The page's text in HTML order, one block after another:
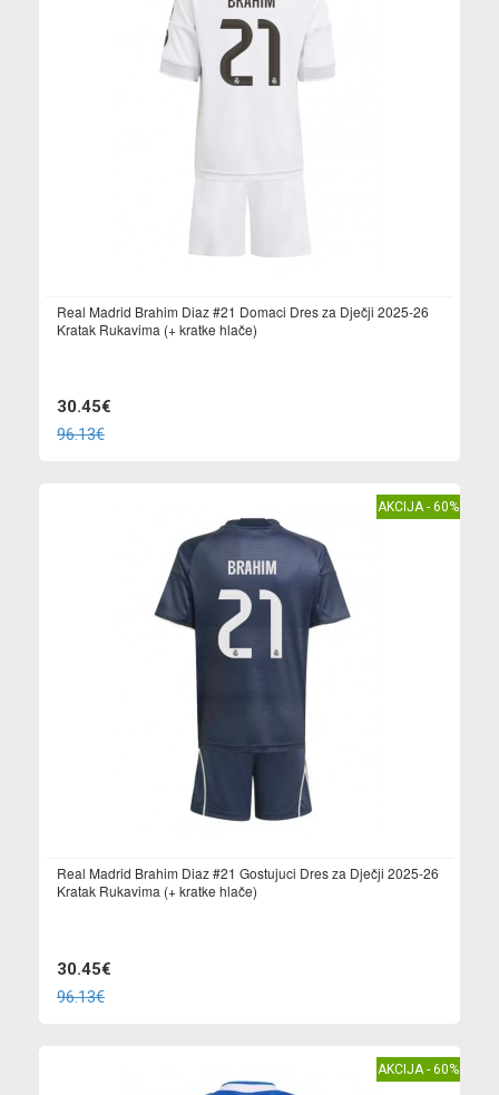
Real Madrid Brahim Diaz #21 Domaci Dres za Dječji 2025-26
Kratak Rukavima (+ kratke hlače)
30.45€
96.13€
AKCIJA - 60%
Real Madrid Brahim Diaz #21 Gostujuci Dres za Dječji 2025-26
Kratak Rukavima (+ kratke hlače)
30.45€
96.13€
AKCIJA - 60%